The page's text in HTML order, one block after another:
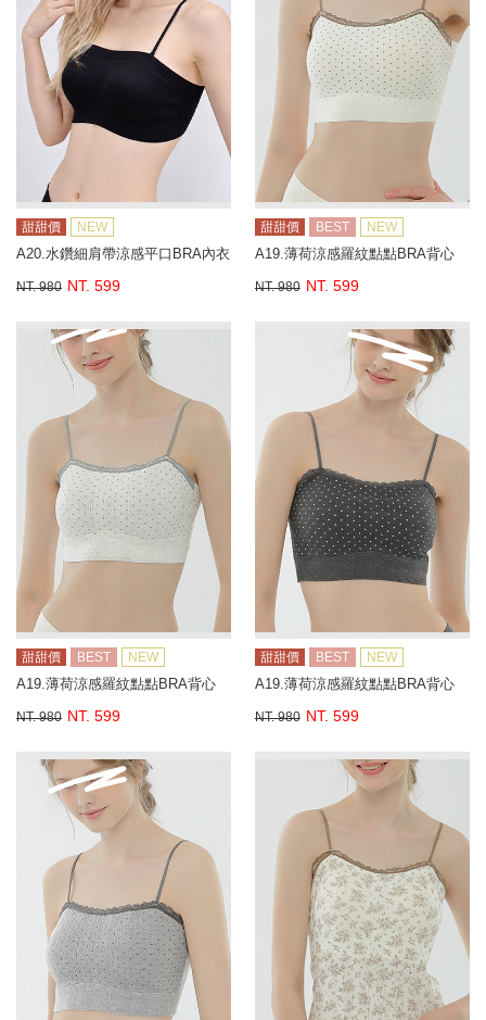
甜甜價 NEW
A20.水鑽細肩帶涼感平口BRA內衣
NT. 980 NT. 599
甜甜價 BEST NEW
A19.薄荷涼感羅紋點點BRA背心
NT. 980 NT. 599
甜甜價 BEST NEW
A19.薄荷涼感羅紋點點BRA背心
NT. 980 NT. 599
甜甜價 BEST NEW
A19.薄荷涼感羅紋點點BRA背心
NT. 980 NT. 599